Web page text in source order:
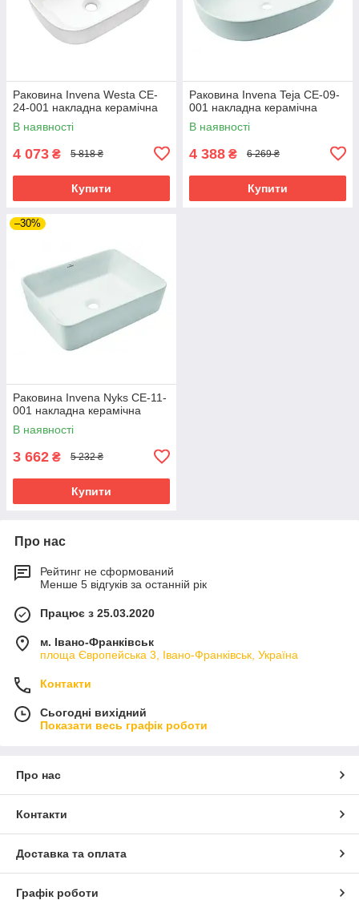
Раковина Invena Westa CE-
24-001 накладна керамічна
В наявності
4 073 ₴ 5 818 ₴
Купити
Раковина Invena Teja CE-09-
001 накладна керамічна
В наявності
4 388 ₴ 6 269 ₴
Купити
–30%
Раковина Invena Nyks CE-11-
001 накладна керамічна
В наявності
3 662 ₴ 5 232 ₴
Купити
Про нас
Рейтинг не сформований
Менше 5 відгуків за останній рік
Працює з 25.03.2020
м. Івано-Франківськ
площа Європейська 3, Івано-Франківськ, Україна
Контакти
Сьогодні вихідний
Показати весь графік роботи
Про нас
Контакти
Доставка та оплата
Графік роботи